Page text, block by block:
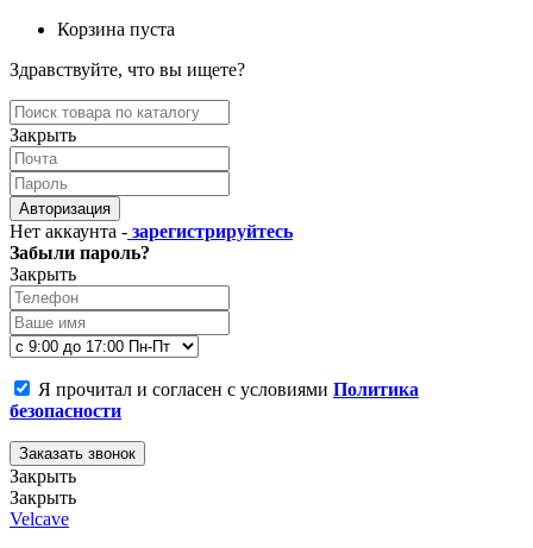
Корзина пуста
Здравствуйте, что вы ищете?
Закрыть
Авторизация
Нет аккаунта - зарегистрируйтесь
Забыли пароль?
Закрыть
Я прочитал и согласен с условиями Политика
безопасности
Заказать звонок
Закрыть
Закрыть
Velcave